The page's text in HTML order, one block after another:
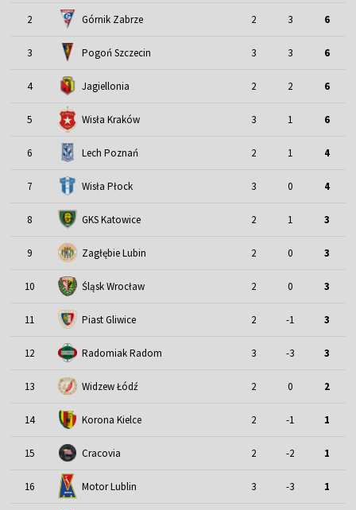
2 Górnik Zabrze 2 3 6
3 Pogoń Szczecin 3 3 6
4 Jagiellonia 2 2 6
5 Wisła Kraków 3 1 6
6 Lech Poznań 2 1 4
7 Wisła Płock 3 0 4
8 GKS Katowice 2 1 3
9 Zagłębie Lubin 2 0 3
10 Śląsk Wrocław 2 0 3
11 Piast Gliwice 2 -1 3
12 Radomiak Radom 3 -3 3
13 Widzew Łódź 2 0 2
14 Korona Kielce 2 -1 1
15 Cracovia 2 -2 1
16 Motor Lublin 3 -3 1